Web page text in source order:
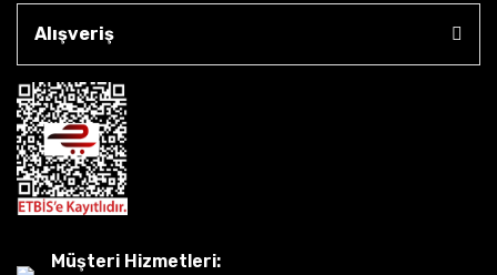
Alışveriş
Müşteri Hizmetleri: